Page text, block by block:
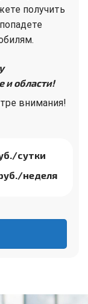
получить
и области!
внимания!
сутки
неделя